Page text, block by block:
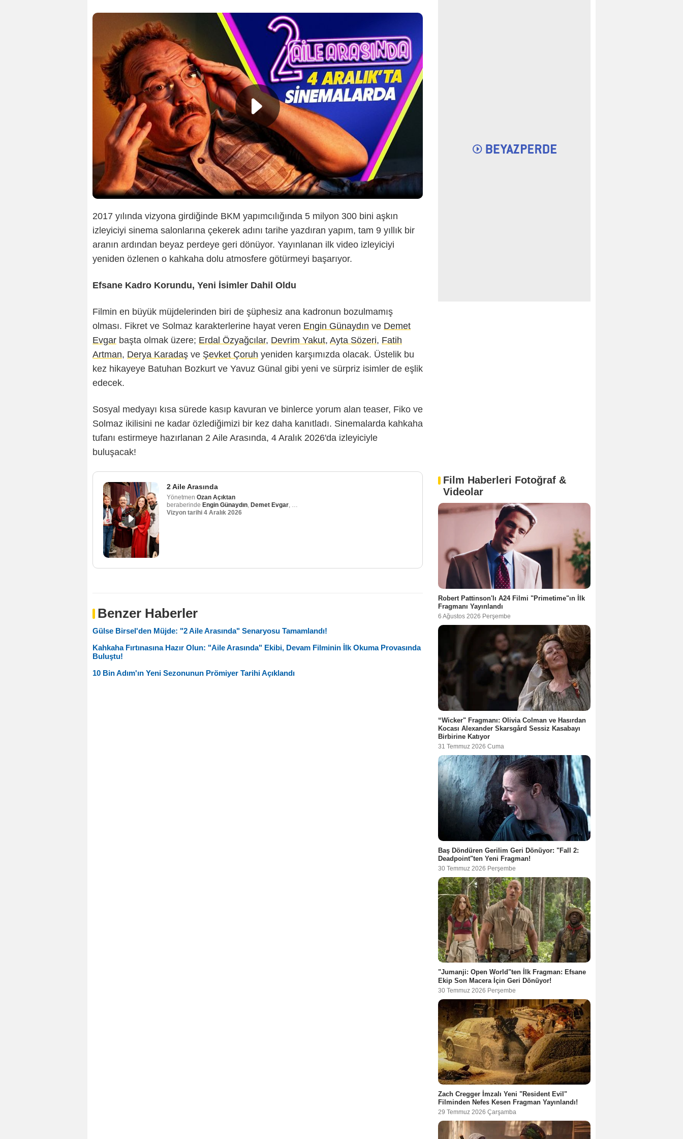
2017 yılında vizyona girdiğinde BKM yapımcılığında 5 milyon 300 bini aşkın
izleyiciyi sinema salonlarına çekerek adını tarihe yazdıran yapım, tam 9 yıllık bir
aranın ardından beyaz perdeye geri dönüyor. Yayınlanan ilk video izleyiciyi
yeniden özlenen o kahkaha dolu atmosfere götürmeyi başarıyor.
Efsane Kadro Korundu, Yeni İsimler Dahil Oldu
Filmin en büyük müjdelerinden biri de şüphesiz ana kadronun bozulmamış
olması. Fikret ve Solmaz karakterlerine hayat veren Engin Günaydın ve Demet
Evgar başta olmak üzere; Erdal Özyağcılar, Devrim Yakut, Ayta Sözeri, Fatih
Artman, Derya Karadaş ve Şevket Çoruh yeniden karşımızda olacak. Üstelik bu
kez hikayeye Batuhan Bozkurt ve Yavuz Günal gibi yeni ve sürpriz isimler de eşlik
edecek.
Sosyal medyayı kısa sürede kasıp kavuran ve binlerce yorum alan teaser, Fiko ve
Solmaz ikilisini ne kadar özlediğimizi bir kez daha kanıtladı. Sinemalarda kahkaha
tufanı estirmeye hazırlanan 2 Aile Arasında, 4 Aralık 2026'da izleyiciyle
buluşacak!
2 Aile Arasında
Yönetmen Ozan Açıktan
beraberinde Engin Günaydın, Demet Evgar, Gülse Birsel
Vizyon tarihi 4 Aralık 2026
Benzer Haberler
Gülse Birsel'den Müjde: "2 Aile Arasında" Senaryosu Tamamlandı!
Kahkaha Fırtınasına Hazır Olun: "Aile Arasında" Ekibi, Devam Filminin İlk Okuma Provasında
Buluştu!
10 Bin Adım'ın Yeni Sezonunun Prömiyer Tarihi Açıklandı
Film Haberleri Fotoğraf &
Videolar
Robert Pattinson'lı A24 Filmi "Primetime"ın İlk
Fragmanı Yayınlandı
6 Ağustos 2026 Perşembe
“Wicker" Fragmanı: Olivia Colman ve Hasırdan
Kocası Alexander Skarsgård Sessiz Kasabayı
Birbirine Katıyor
31 Temmuz 2026 Cuma
Baş Döndüren Gerilim Geri Dönüyor: "Fall 2:
Deadpoint"ten Yeni Fragman!
30 Temmuz 2026 Perşembe
"Jumanji: Open World"ten İlk Fragman: Efsane
Ekip Son Macera İçin Geri Dönüyor!
30 Temmuz 2026 Perşembe
Zach Cregger İmzalı Yeni "Resident Evil"
Filminden Nefes Kesen Fragman Yayınlandı!
29 Temmuz 2026 Çarşamba